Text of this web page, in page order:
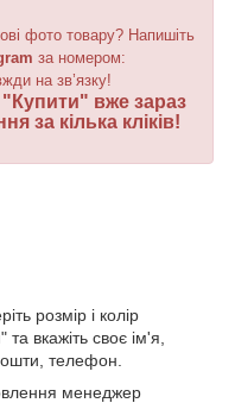
фото товару? Напишіть
за номером:
на зв’язку!
" Купити" вже зараз
за кілька кліків!
розмір і колір
вкажіть своє ім'я,
телефон.
менеджер